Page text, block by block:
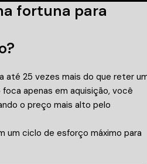
fortuna para
até 25 vezes mais do que reter
apenas em aquisição, você
o preço mais alto pelo
um ciclo de esforço máximo para